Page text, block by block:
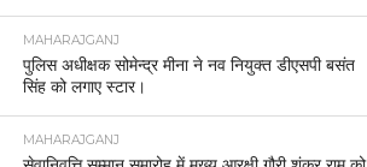
MAHARAJGANJ
पुलिस अधीक्षक सोमेन्द्र मीना ने नव नियुक्त डीएसपी बसंत
सिंह को लगाए स्टार।
MAHARAJGANJ